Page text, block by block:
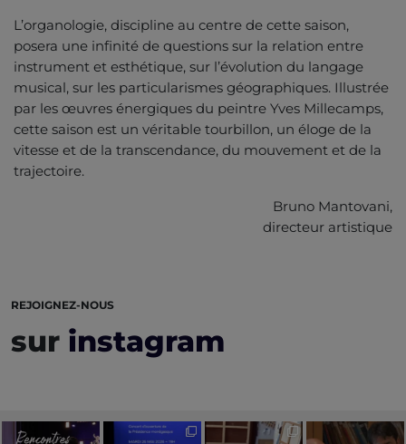
L’organologie, discipline au centre de cette saison,
posera une infinité de questions sur la relation entre
instrument et esthétique, sur l’évolution du langage
musical, sur les particularismes géographiques. Illustrée
par les œuvres énergiques du peintre Yves Millecamps,
cette saison est un véritable tourbillon, un éloge de la
vitesse et de la transcendance, du mouvement et de la
trajectoire.
Bruno Mantovani,
directeur artistique
REJOIGNEZ-NOUS
sur instagram